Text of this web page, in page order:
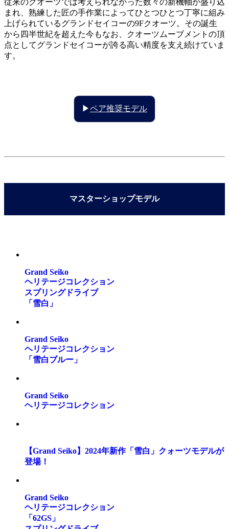
まれ、熟練した匠の手作業によってひとつひとつ丁寧に組み
上げられているグランドセイコーの9Fクオーツ。その誕生
から四半世紀を超えた今もなお、クオーツムーブメントの頂
点としてグランドセイコーが誇る高い精度を支え続けていま
す。
▶ペア推奨モデル
マスターショップモデル
Grand Seiko
ヘリテージコレクション
スプリングドライブ
「雪白」
Grand Seiko
ヘリテージコレクション
「雪白ブルー」
Grand Seiko
ヘリテージコレクション
【Grand Seiko】2024年新作「雪白」クォーツモデルが
登場！
Grand Seiko
ヘリテージコレクション
「62GS」